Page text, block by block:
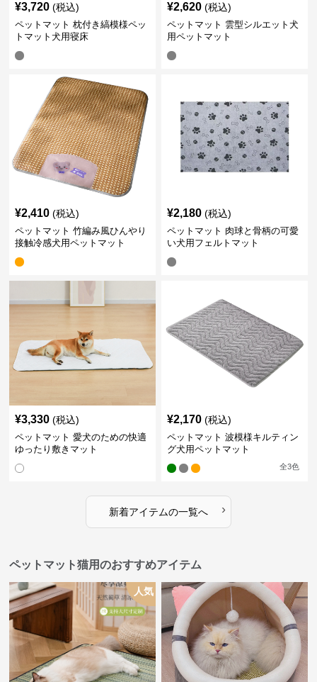
¥3,720 (税込)
ペットマット 枕付き縞模様ペッ
トマット犬用寝床
¥2,620 (税込)
ペットマット 雲型シルエット犬
用ペットマット
¥2,410 (税込)
ペットマット 竹編み風ひんやり
接触冷感犬用ペットマット
¥2,180 (税込)
ペットマット 肉球と骨柄の可愛
い犬用フェルトマット
¥3,330 (税込)
ペットマット 愛犬のための快適
ゆったり敷きマット
¥2,170 (税込)
ペットマット 波模様キルティン
グ犬用ペットマット
全3色
新着アイテムの一覧へ ›
ペットマット猫用のおすすめアイテム
人気